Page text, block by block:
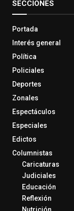
SECCIONES
Portada
Interés general
Política
Policiales
Deportes
Zonales
Espectáculos
Especiales
Edictos
Columnistas
Caricaturas
Judiciales
Educación
Reflexión